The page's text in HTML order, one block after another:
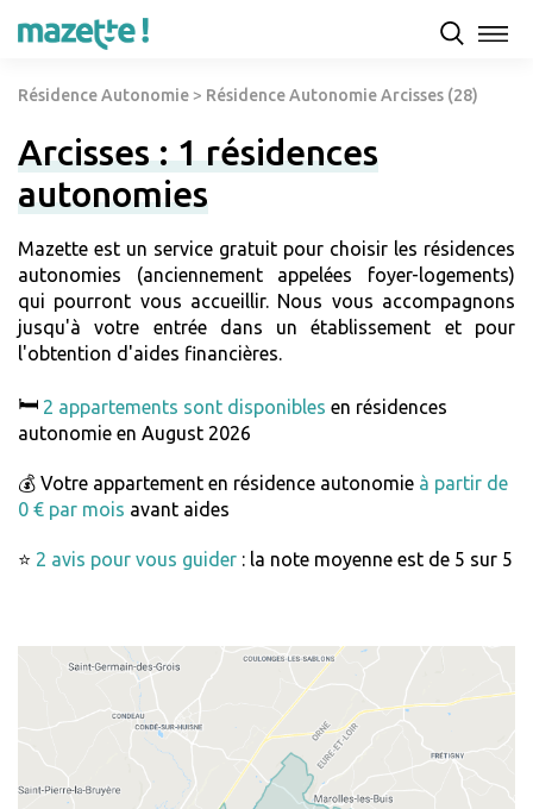
Résidence Autonomie > Résidence Autonomie Arcisses (28)
Arcisses : 1 résidences
autonomies
Mazette est un service gratuit pour choisir les résidences
autonomies (anciennement appelées foyer-logements)
qui pourront vous accueillir. Nous vous accompagnons
jusqu'à votre entrée dans un établissement et pour
l'obtention d'aides financières.
🛏️ 2 appartements sont disponibles en résidences
autonomie en August 2026
💰 Votre appartement en résidence autonomie à partir de
0 € par mois avant aides
⭐ 2 avis pour vous guider : la note moyenne est de 5 sur 5